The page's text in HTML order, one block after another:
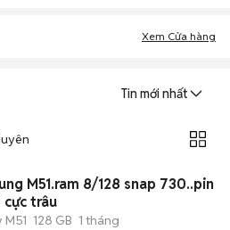
Xem Cửa hàng
Tin mới nhất
M51.ram 8/128 snap 730..pin
trâu
M51 128 GB 1 tháng